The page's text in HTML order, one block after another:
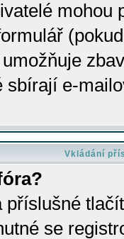
mohou
sbírají e-
Vkládání
příslušné
se